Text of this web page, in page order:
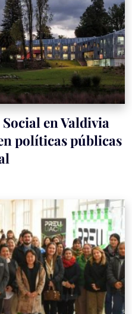
en Valdivia
políticas públicas